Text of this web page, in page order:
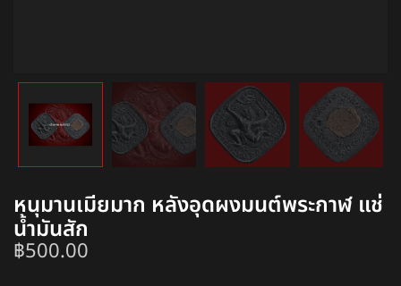
หนุมานเมียมาก หลังอุดผงมนต์พระกาฬ แช่
น้ำมันสัก
฿500.00